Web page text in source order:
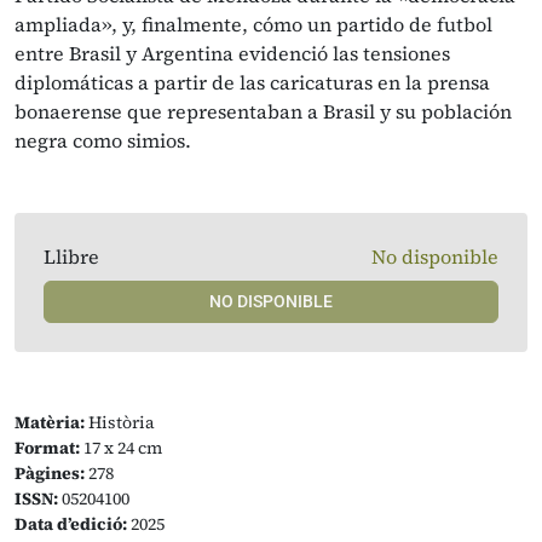
ampliada», y, finalmente, cómo un partido de futbol
entre Brasil y Argentina evidenció las tensiones
diplomáticas a partir de las caricaturas en la prensa
bonaerense que representaban a Brasil y su población
negra como simios.
Matèria:Història
Format: 17 x 24 cm
Pàgines:278
ISSN:05204100
Data d’edició:2025
Llibre No disponible
NO DISPONIBLE